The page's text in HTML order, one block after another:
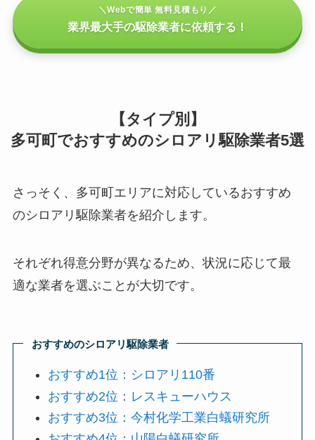
＼Webで簡単 無料見積もり／
業界最大手の駆除業者に依頼する！
【タイプ別】
多可町でおすすめのシロアリ駆除業者5選
さっそく、多可町エリアに対応しているおすすめ
のシロアリ駆除業者を紹介します。
それぞれ得意分野が異なるため、状況に応じて最
適な業者を選ぶことが大切です。
おすすめのシロアリ駆除業者
おすすめ1位：シロアリ110番
おすすめ2位：レスキューハウス
おすすめ3位：今村化学工業白蟻研究所